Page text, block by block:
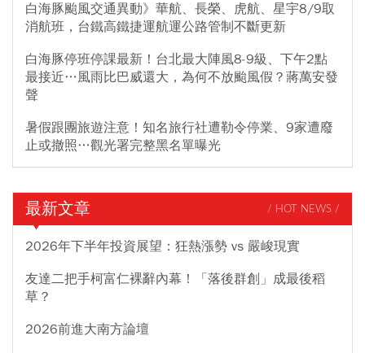
白海豚颱風交通異動》華航、長榮、虎航、星宇8/9取
消航班，台鐵高鐵捷運航運公路管制不斷更新
白海豚停班停課最新！台北最大陣風8-9級、下午2點
最接近…風雨比巴威還大，為何不放颱風假？蔣萬安發
聲
暑假跟團旅遊注意！知名旅行社遭勒令停業、9家遭廢
止或撤照…觀光署完整黑名單曝光
最新文章 / HOT NEWS /
2026年下半年投資展望：狂熱漲勢 vs 嚴峻現實
友達二把手柯富仁裸辭內幕！「落後群創」成最後稻
草？
2026前進大南方論壇